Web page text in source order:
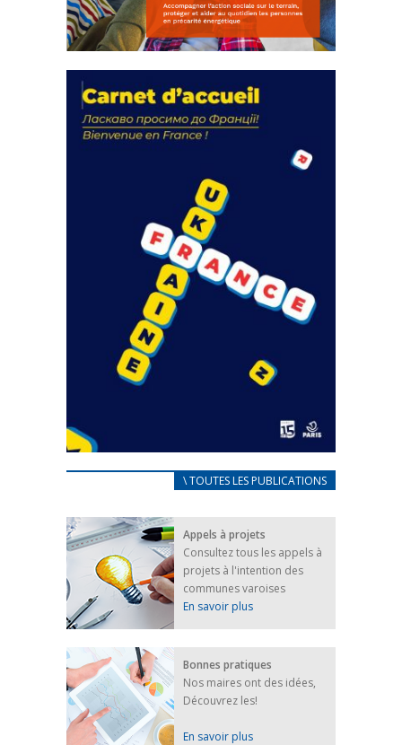
actions
18 septembre 2023
FEUILLETER
CARNET D’ACCUEIL
25 avril 2022
Afin d’accompagner au mieux les réfugiés
ukrainiens arrivés en France,...
FEUILLETER
\ TOUTES LES PUBLICATIONS
Appels à projets
Consultez tous les appels à
projets à l'intention des
communes varoises
En savoir plus
Bonnes pratiques
Nos maires ont des idées,
Découvrez les!
En savoir plus